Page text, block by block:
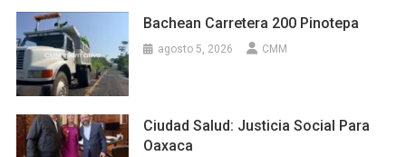
Bachean Carretera 200 Pinotepa
agosto 5, 2026 CMM
Ciudad Salud: Justicia Social Para
Oaxaca